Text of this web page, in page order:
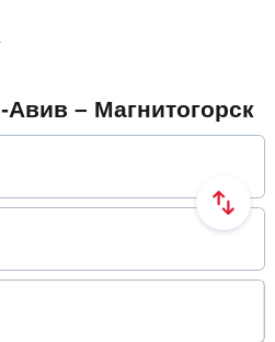
– Магнитогорск